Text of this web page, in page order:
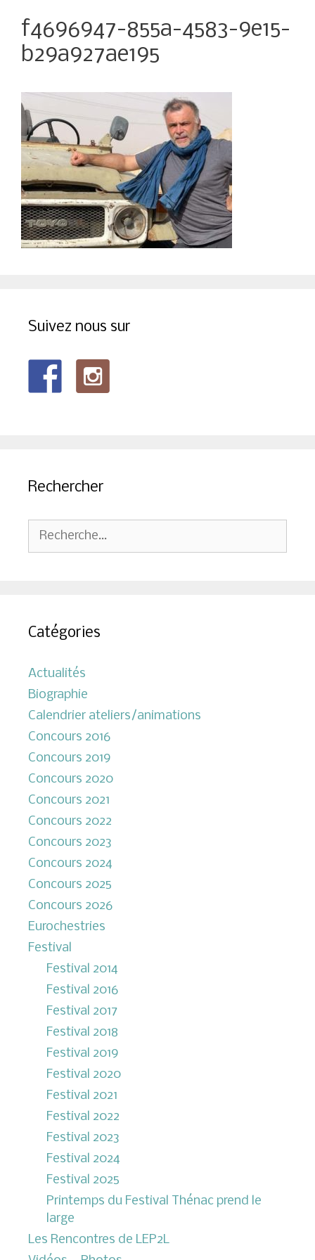
f4696947-855a-4583-9e15-
b29a927ae195
Suivez nous sur
Rechercher
Rechercher :
Catégories
Actualités
Biographie
Calendrier ateliers/animations
Concours 2016
Concours 2019
Concours 2020
Concours 2021
Concours 2022
Concours 2023
Concours 2024
Concours 2025
Concours 2026
Eurochestries
Festival
Festival 2014
Festival 2016
Festival 2017
Festival 2018
Festival 2019
Festival 2020
Festival 2021
Festival 2022
Festival 2023
Festival 2024
Festival 2025
Printemps du Festival Thénac prend le
large
Les Rencontres de LEP2L